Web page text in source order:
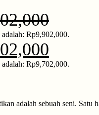
Rp9,902,000.
Rp9,702,000.
adalah sebuah seni. Satu